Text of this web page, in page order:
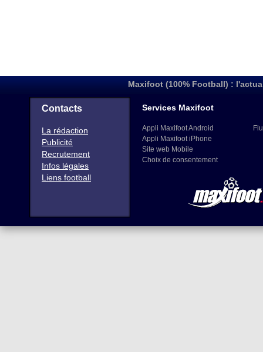
Maxifoot (100% Football) :
Contacts
La rédaction
Publicité
Recrutement
Infos légales
Liens football
Services Maxifoot
Appli Maxifoot Android
Appli Maxifoot iPhone
Site web Mobile
Choix de consentement